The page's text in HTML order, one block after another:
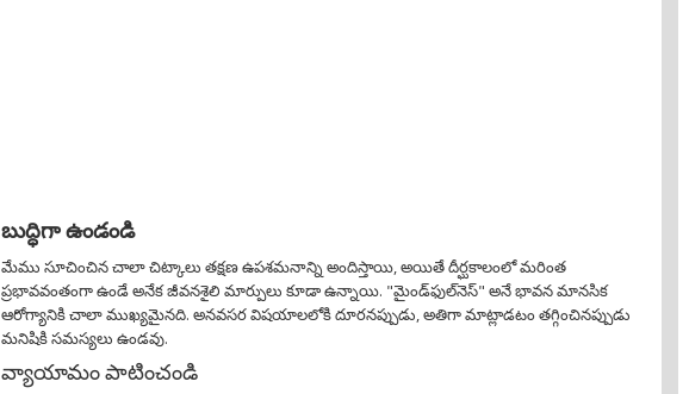
బుద్ధిగా ఉండండి
మేము సూచించిన చాలా చిట్కాలు తక్షణ ఉపశమనాన్ని అందిస్తాయి, అయితే దీర్ఘకాలంలో మరింత
ప్రభావవంతంగా ఉండే అనేక జీవనశైలి మార్పులు కూడా ఉన్నాయి. "మైండ్‌ఫుల్‌నెస్" అనే భావన మానసిక
ఆరోగ్యానికి చాలా ముఖ్యమైనది. అనవసర విషయాలలోకి దూరనప్పుడు, అతిగా మాట్లాడటం తగ్గించినప్పుడు
మనిషికి సమస్యలు ఉండవు.
వ్యాయామం పాటించండి